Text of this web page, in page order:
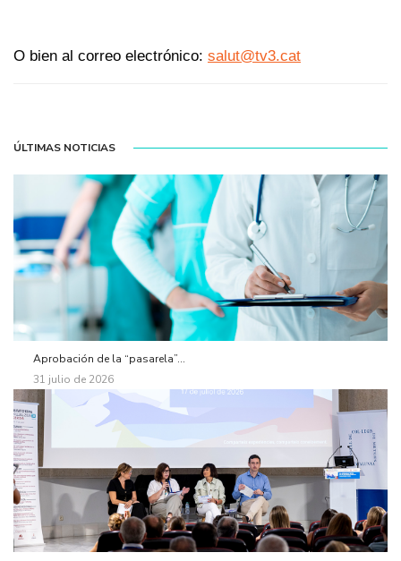
O bien al correo electrónico: salut@tv3.cat
ÚLTIMAS NOTICIAS
Aprobación de la “pasarela”...
31 julio de 2026